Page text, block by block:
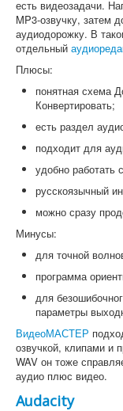
есть видеозадачи.
MP3-озвучку, затем
аудиодорожку. В
отдельный
Плюсы:
понятная схема
Конвертировать;
есть раздел
подходит для
удобно работать
русскоязычный
можно сразу
Минусы:
для точной
программа
для
параметры
ВидеоМАСТЕР
озвучкой, клипами и
WAV он тоже
аудио плюс видео.
Audacity